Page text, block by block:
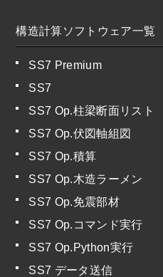
構造計算ソフトウェア一覧
SS7 Premium
SS7
SS7 Op.柱梁断面リスト
SS7 Op.伏図軸組図
SS7 Op.積算
SS7 Op.木造ラーメン
SS7 Op.免震部材
SS7 Op.コマンド実行
SS7 Op.Python実行
SS7 データ送信